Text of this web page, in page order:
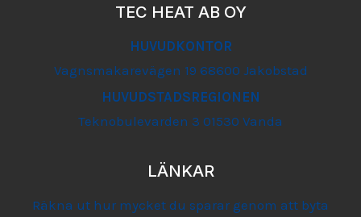
TEC HEAT AB OY
HUVUDKONTOR
Vagnsmakarevägen 19 68600 Jakobstad
HUVUDSTADSREGIONEN
Teknobulevarden 3 01530 Vanda
LÄNKAR
Räkna ut hur mycket du sparar genom att byta